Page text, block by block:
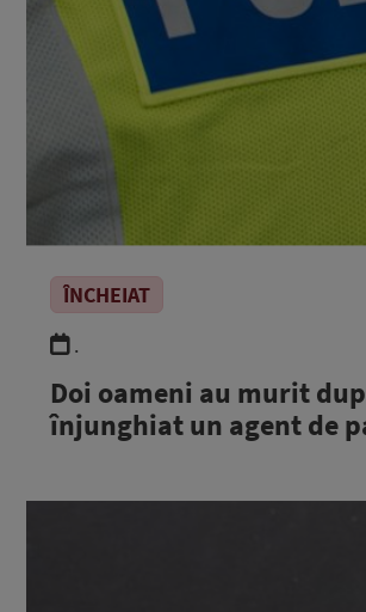
ÎNCHEIAT
.
Doi oameni au murit
înjunghiat un agent de